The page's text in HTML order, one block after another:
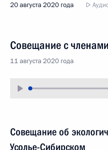
20 августа 2020 года
Совещание с
11 августа 2020 года
Совещание об
Усолье-Сибирском